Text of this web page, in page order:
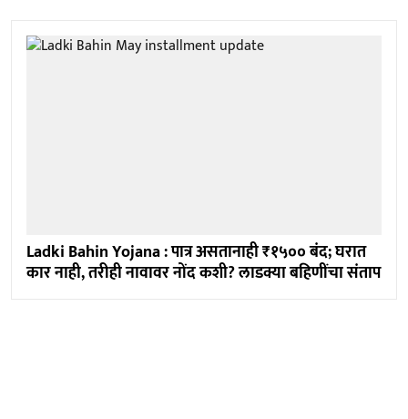
Ladki Bahin Yojana : पात्र असतानाही ₹१५०० बंद; घरात
कार नाही, तरीही नावावर नोंद कशी? लाडक्या बहि‍णींचा संताप